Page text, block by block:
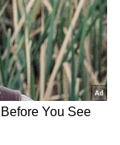
ಈ
ಪೋಸ್ಟ್
ಅದ್ಭುತ
ಇಂತಹ
ಈ
ಒಂದೇ
ಅಧಿಕೃತ
ಅಪ್‌ಡೇಟ್